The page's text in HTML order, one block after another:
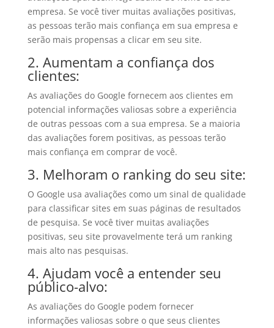
empresa. Se você tiver muitas avaliações positivas,
as pessoas terão mais confiança em sua empresa e
serão mais propensas a clicar em seu site.
2. Aumentam a confiança dos
clientes:
As avaliações do Google fornecem aos clientes em
potencial informações valiosas sobre a experiência
de outras pessoas com a sua empresa. Se a maioria
das avaliações forem positivas, as pessoas terão
mais confiança em comprar de você.
3. Melhoram o ranking do seu site:
O Google usa avaliações como um sinal de qualidade
para classificar sites em suas páginas de resultados
de pesquisa. Se você tiver muitas avaliações
positivas, seu site provavelmente terá um ranking
mais alto nas pesquisas.
4. Ajudam você a entender seu
público-alvo:
As avaliações do Google podem fornecer
informações valiosas sobre o que seus clientes